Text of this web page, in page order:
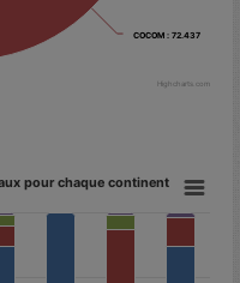
COCOM : 72.437
COCOM : 72.437
Highcharts.com
pour chaque continent